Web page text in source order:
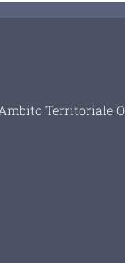
Territoriale